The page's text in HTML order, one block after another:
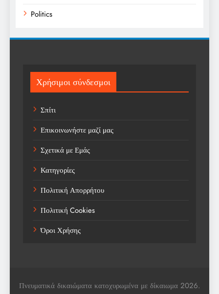
Politics
Sport
Sports
Technology
Trending
Weather
Αγορά
Αγορά Εργασίας
Αγροτικά Νέα
Αεροπορία
Χρήσιμοι σύνδεσμοι
Σπίτι
Επικοινωνήστε μαζί μας
Σχετικά με Εμάς
Κατηγορίες
Πολιτική Απορρήτου
Πολιτική Cookies
Όροι Χρήσης
Πνευματικά δικαιώματα κατοχυρωμένα με δίκαιωμα 2026.